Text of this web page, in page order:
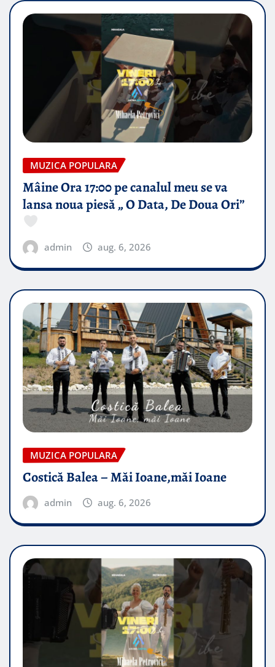
MUZICA POPULARA
Mâine Ora 17:00 pe canalul meu se va
lansa noua piesă „ O Data, De Doua Ori”
admin aug. 6, 2026
MUZICA POPULARA
Costică Balea – Măi Ioane,măi Ioane
admin aug. 6, 2026